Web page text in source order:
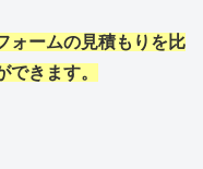
ォームの見積もりを比
きます。